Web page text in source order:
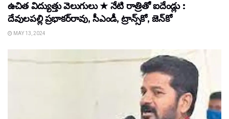
ఉచిత విద్యుత్తు వెలుగులు ★ నేటి రాత్రితో ఐదేండ్లు :
దేవులపల్లి ప్రభాకర్‌రావు, సీఎండీ, ట్రాన్స్‌కో, జెన్‌కో
MAY 13, 2024